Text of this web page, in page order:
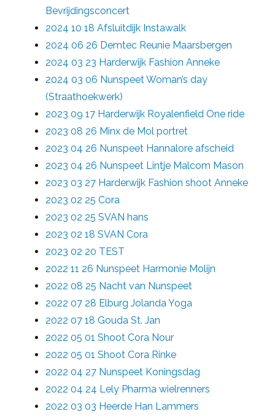
Bevrijdingsconcert
2024 10 18 Afsluitdijk Instawalk
2024 06 26 Demtec Reunie Maarsbergen
2024 03 23 Harderwijk Fashion Anneke
2024 03 06 Nunspeet Woman’s day
(Straathoekwerk)
2023 09 17 Harderwijk Royalenfield One ride
2023 08 26 Minx de Mol portret
2023 04 26 Nunspeet Hannalore afscheid
2023 04 26 Nunspeet Lintje Malcom Mason
2023 03 27 Harderwijk Fashion shoot Anneke
2023 02 25 Cora
2023 02 25 SVAN hans
2023 02 18 SVAN Cora
2023 02 20 TEST
2022 11 26 Nunspeet Harmonie Molijn
2022 08 25 Nacht van Nunspeet
2022 07 28 Elburg Jolanda Yoga
2022 07 18 Gouda St. Jan
2022 05 01 Shoot Cora Nour
2022 05 01 Shoot Cora Rinke
2022 04 27 Nunspeet Koningsdag
2022 04 24 Lely Pharma wielrenners
2022 03 03 Heerde Han Lammers